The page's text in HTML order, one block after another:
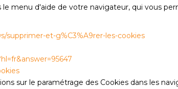
menu d'aide de votre navigateur, qui vous
et-g%C3%A9rer-les-cookies
sur le paramétrage des Cookies dans les